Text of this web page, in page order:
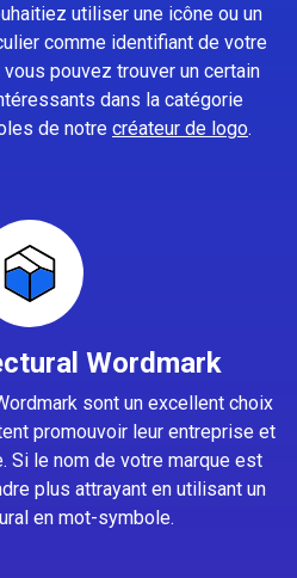
utiliser une icône ou un
comme identifiant de votre
pouvez trouver un certain
dans la catégorie
de notre créateur de logo.
Wordmark
sont un excellent choix
promouvoir leur entreprise et
Si le nom de votre marque est
plus attrayant en utilisant un
en mot-symbole.